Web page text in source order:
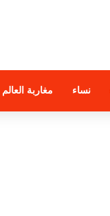
نساء مغاربة العالم